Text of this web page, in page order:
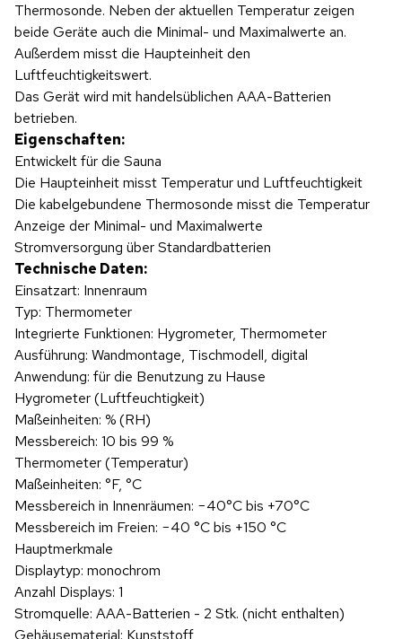
Thermosonde. Neben der aktuellen Temperatur zeigen
beide Geräte auch die Minimal- und Maximalwerte an.
Außerdem misst die Haupteinheit den
Luftfeuchtigkeitswert.
Das Gerät wird mit handelsüblichen AAA-Batterien
betrieben.
Eigenschaften:
Entwickelt für die Sauna
Die Haupteinheit misst Temperatur und Luftfeuchtigkeit
Die kabelgebundene Thermosonde misst die Temperatur
Anzeige der Minimal- und Maximalwerte
Stromversorgung über Standardbatterien
Technische Daten:
Einsatzart: Innenraum
Typ: Thermometer
Integrierte Funktionen: Hygrometer, Thermometer
Ausführung: Wandmontage, Tischmodell, digital
Anwendung: für die Benutzung zu Hause
Hygrometer (Luftfeuchtigkeit)
Maßeinheiten: % (RH)
Messbereich: 10 bis 99 %
Thermometer (Temperatur)
Maßeinheiten: °F, °C
Messbereich in Innenräumen: −40°C bis +70°C
Messbereich im Freien: −40 °C bis +150 °C
Hauptmerkmale
Displaytyp: monochrom
Anzahl Displays: 1
Stromquelle: AAA-Batterien - 2 Stk. (nicht enthalten)
Gehäusematerial: Kunststoff